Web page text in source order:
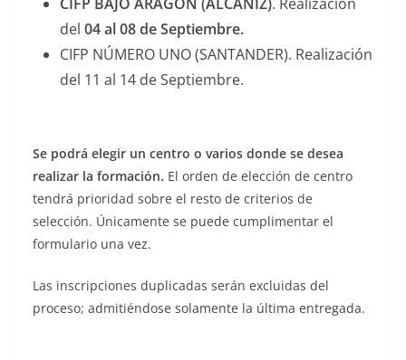
del 04 al 08 de Septiembre.
CIFP NÚMERO UNO (SANTANDER). Realización
del 11 al 14 de Septiembre.
Se podrá elegir un centro o varios donde se desea
realizar la formación. El orden de elección de centro
tendrá prioridad sobre el resto de criterios de
selección. Únicamente se puede cumplimentar el
formulario una vez.
Las inscripciones duplicadas serán excluidas del
proceso; admitiéndose solamente la última entregada.